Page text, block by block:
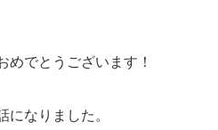
めでとうございます！
になりました。